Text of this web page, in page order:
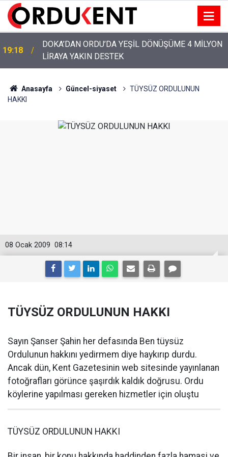
12:46
YENİ PARTİ’NİN ORDU’DAKİ 69 KİŞİLİK KURUCU
KADROSU AÇIKLANDI
Anasayfa Güncel-siyaset
TÜYSÜZ ORDULUNUN
HAKKI
08:14
08 Ocak 2009
TÜYSÜZ ORDULUNUN HAKKI
Sayın Şanser Şahin her defasında Ben tüysüz
Ordulunun hakkını yedirmem diye haykırıp durdu.
Ancak dün, Kent Gazetesinin web sitesinde yayınlanan
fotoğrafları görünce şaşırdık kaldık doğrusu. Ordu
köylerine yapılması gereken hizmetler için oluştu
TÜYSÜZ ORDULUNUN HAKKI